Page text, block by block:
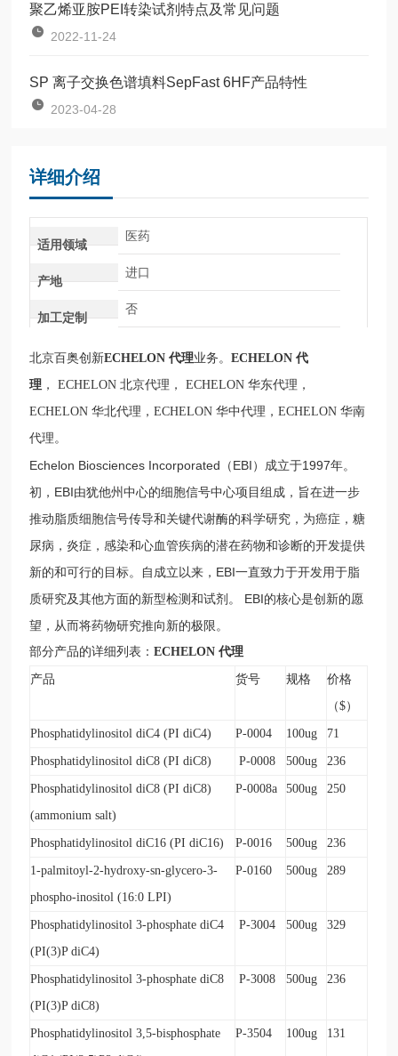
聚乙烯亚胺PEI转染试剂特点及常见问题
2022-11-24
SP 离子交换色谱填料SepFast 6HF产品特性
2023-04-28
详细介绍
适用领域
医药
产地
进口
加工定制
否
北京百奥创新ECHELON代理业务 。ECHELON代
理 ， ECHELON北京代理， ECHELON华东代理，
ECHELON华北代理，ECHELON华中代理，ECHELON华南
代理。
Echelon Biosciences Incorporated（EBI）成立于1997年。
初，EBI由犹他州中心的细胞信号中心项目组成，旨在进一步
推动脂质细胞信号传导和关键代谢酶的科学研究，为癌症，糖
尿病，炎症，感染和心血管疾病的潜在药物和诊断的开发提供
新的和可行的目标。自成立以来，EBI一直致力于开发用于脂
质研究及其他方面的新型检测和试剂。 EBI的核心是创新的愿
望，从而将药物研究推向新的极限。
部分产品的详细列表：ECHELON代理
产品 货号 规格
价格
（$）
Phosphatidylinositol diC4 (PI diC4) P-0004 100ug 71
Phosphatidylinositol diC8 (PI diC8) P-0008 500ug 236
Phosphatidylinositol diC8 (PI diC8)
(ammonium salt)
P-0008a 500ug 250
Phosphatidylinositol diC16 (PI diC16) P-0016 500ug 236
1-palmitoyl-2-hydroxy-sn-glycero-3-
phospho-inositol (16:0 LPI)
P-0160 500ug 289
Phosphatidylinositol 3-phosphate diC4
(PI(3)P diC4)
P-3004 500ug 329
Phosphatidylinositol 3-phosphate diC8
(PI(3)P diC8)
P-3008 500ug 236
Phosphatidylinositol 3,5-bisphosphate
P-3504 100ug 131